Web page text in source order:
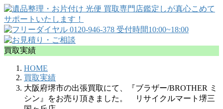
買取実績
HOME
買取実績
大阪府堺市の出張買取にて、『ブラザー/BROTHER ミ
シン』をお売り頂きました。 リサイクルマート堺三